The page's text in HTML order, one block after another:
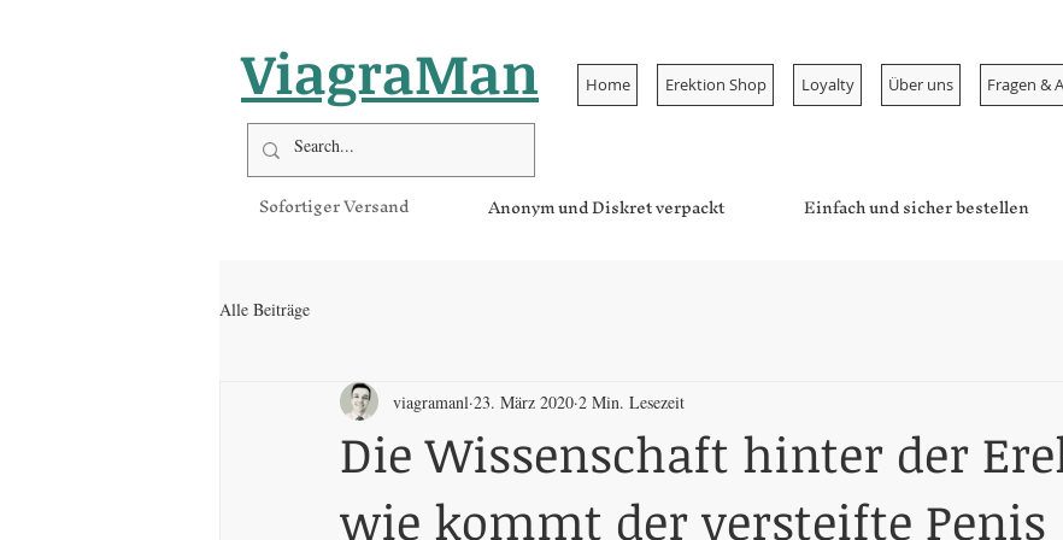
ViagraMan Home Erektion Shop Loyalty Über uns Fragen &
Sofortiger Versand Anonym und Diskret verpackt Einfach und sicher bestellen
Alle Beiträge
Die Wissenschaft hinter der
wie kommt der versteifte Penis
viagramanl 23. März 2020 2 Min. Lesezeit